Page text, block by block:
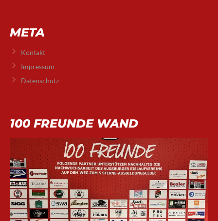
META
Kontakt
Impressum
Datenschutz
100 FREUNDE WAND